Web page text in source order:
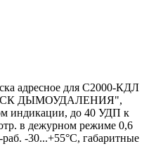
адресное для С2000-КДЛ
ДЫМОУДАЛЕНИЯ",
индикации, до 40 УДП к
в дежурном режиме 0,6
-30...+55°С, габаритные